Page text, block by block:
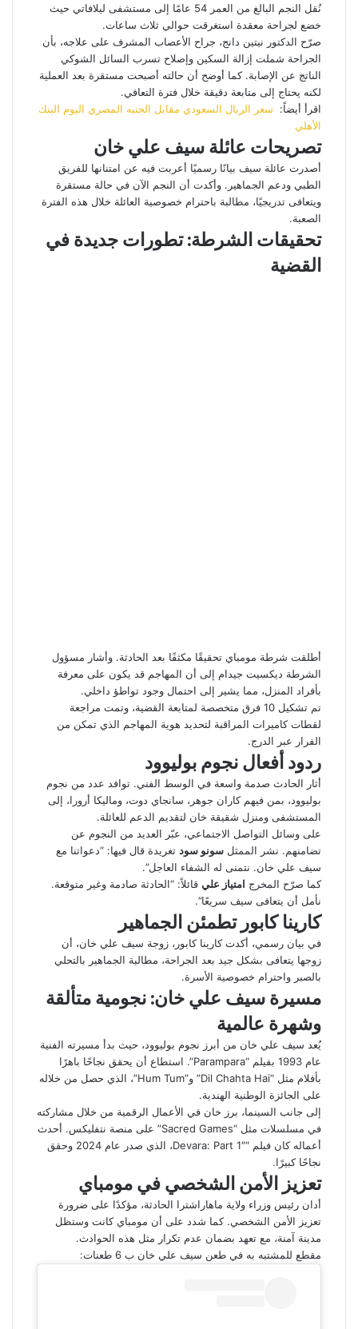
نُقل النجم البالغ من العمر 54 عامًا إلى مستشفى ليلافاتي حيث
خضع لجراحة معقدة استغرقت حوالي ثلاث ساعات.
صرّح الدكتور نيتين دانج، جراح الأعصاب المشرف على علاجه، بأن
الجراحة شملت إزالة السكين وإصلاح تسرب السائل الشوكي
الناتج عن الإصابة. كما أوضح أن حالته أصبحت مستقرة بعد العملية
لكنه يحتاج إلى متابعة دقيقة خلال فترة التعافي.
اقرأ أيضاً:
سعر الريال السعودي مقابل الجنيه المصري اليوم البنك
الأهلي
تصريحات عائلة سيف علي خان
أصدرت عائلة سيف بيانًا رسميًا أعربت فيه عن امتنانها للفريق
الطبي ودعم الجماهير. وأكدت أن النجم الآن في حالة مستقرة
ويتعافى تدريجيًا، مطالبة باحترام خصوصية العائلة خلال هذه الفترة
الصعبة.
تحقيقات الشرطة: تطورات جديدة في
القضية
أطلقت شرطة مومباي تحقيقًا مكثفًا بعد الحادثة. وأشار مسؤول
الشرطة ديكسيت جيدام إلى أن المهاجم قد يكون على معرفة
بأفراد المنزل، مما يشير إلى احتمال وجود تواطؤ داخلي.
تم تشكيل 10 فرق متخصصة لمتابعة القضية، وتمت مراجعة
لقطات كاميرات المراقبة لتحديد هوية المهاجم الذي تمكن من
الفرار عبر الدرج.
ردود أفعال نجوم بوليوود
أثار الحادث صدمة واسعة في الوسط الفني. توافد عدد من نجوم
بوليوود، بمن فيهم كاران جوهر، سانجاي دوت، وماليكا أرورا، إلى
المستشفى ومنزل شقيقة خان لتقديم الدعم للعائلة.
على وسائل التواصل الاجتماعي، عبّر العديد من النجوم عن
تضامنهم. نشر الممثل سونو سود تغريدة قال فيها: “دعواتنا مع
سيف علي خان. نتمنى له الشفاء العاجل”.
كما صرّح المخرج امتياز علي قائلاً: “الحادثة صادمة وغير متوقعة.
نأمل أن يتعافى سيف سريعًا”.
كارينا كابور تطمئن الجماهير
في بيان رسمي، أكدت كارينا كابور، زوجة سيف علي خان، أن
زوجها يتعافى بشكل جيد بعد الجراحة، مطالبة الجماهير بالتحلي
بالصبر واحترام خصوصية الأسرة.
مسيرة سيف علي خان: نجومية متألقة
وشهرة عالمية
يُعد سيف علي خان من أبرز نجوم بوليوود، حيث بدأ مسيرته الفنية
عام 1993 بفيلم “Parampara”. استطاع أن يحقق نجاحًا باهرًا
بأفلام مثل “Dil Chahta Hai” و”Hum Tum”، الذي حصل من خلاله
على الجائزة الوطنية الهندية.
إلى جانب السينما، برز خان في الأعمال الرقمية من خلال مشاركته
في مسلسلات مثل “Sacred Games” على منصة نتفليكس. أحدث
أعماله كان فيلم “Devara: Part 1″، الذي صدر عام 2024 وحقق
نجاحًا كبيرًا.
تعزيز الأمن الشخصي في مومباي
أدان رئيس وزراء ولاية ماهاراشترا الحادثة، مؤكدًا على ضرورة
تعزيز الأمن الشخصي. كما شدد على أن مومباي كانت وستظل
مدينة آمنة، مع تعهد بضمان عدم تكرار مثل هذه الحوادث.
مقطع للمشتبه به في طعن سيف علي خان ب 6 طعنات: